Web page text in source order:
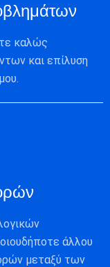
καλώς
και επίλυση
άλλου
μεταξύ των